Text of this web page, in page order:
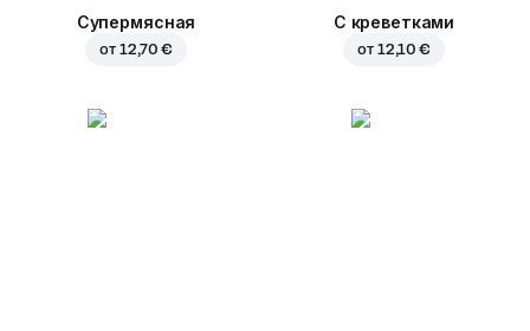
Супермясная
от 12,70 €
С креветками
от 12,10 €